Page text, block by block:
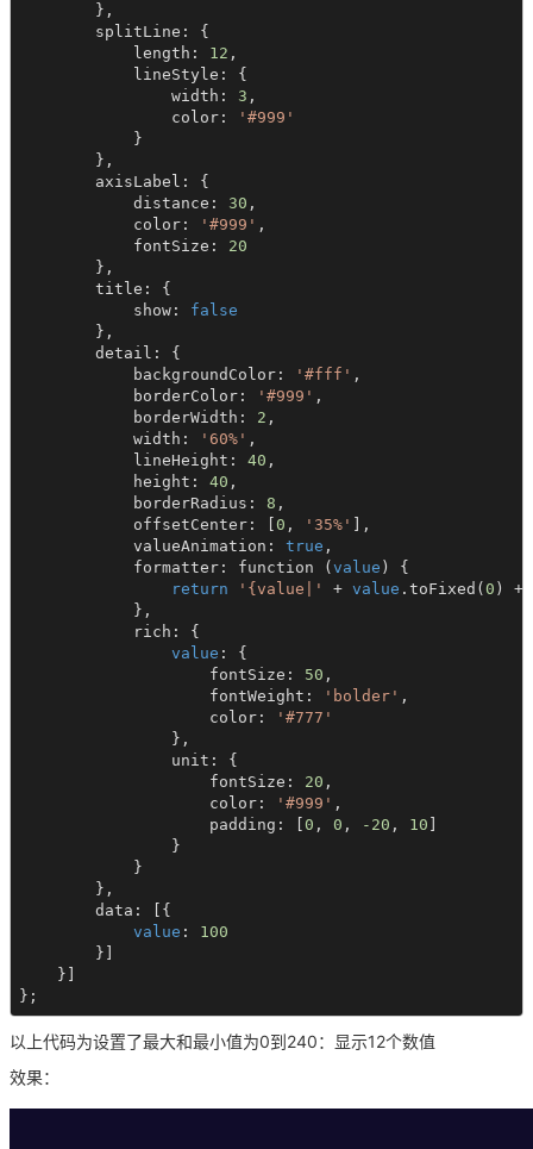
        },
        splitLine: {
            length:
12 ,
            lineStyle: {
                width:
3 ,
                color:
'#999'
            }
        },
        axisLabel: {
            distance:
30 ,
            color:
'#999' ,
            fontSize:
20
        },
        title: {
            show:
false
        },
        detail: {
            backgroundColor:
'#fff' ,
            borderColor:
'#999' ,
            borderWidth:
2 ,
            width:
'60%' ,
            lineHeight:
40 ,
            height:
40 ,
            borderRadius:
8 ,
            offsetCenter: [
0 , '35%'
],
            valueAnimation:
true ,
            formatter: function (
value ) {
return
'{value|' + value .toFixed( 0 ) +
            },
            rich: {
value : {
                    fontSize:
50 ,
                    fontWeight:
'bolder' ,
                    color:
'#777'
                },
                unit: {
                    fontSize:
20 ,
                    color:
'#999' ,
                    padding: [
0 , 0 , -20 , 10
                }
            }
        },
        data: [{
value : 100
        }]
    }]
};
以上代码为设置了最大和最小值为0到240：显示12个数值
效果：